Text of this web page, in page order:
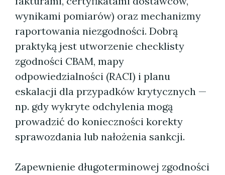
wynikami pomiarów) oraz mechanizmy
raportowania niezgodności. Dobrą
praktyką jest utworzenie checklisty
zgodności CBAM, mapy
odpowiedzialności (RACI) i planu
eskalacji dla przypadków krytycznych —
np. gdy wykryte odchylenia mogą
prowadzić do konieczności korekty
sprawozdania lub nałożenia sankcji.
Zapewnienie długoterminowej zgodności